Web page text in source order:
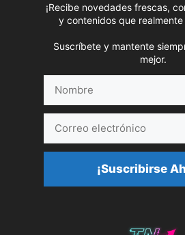
¡Recibe novedades frescas,
y contenidos que
Suscríbete y mantente
mejor.
electrónico
¡Suscribirse